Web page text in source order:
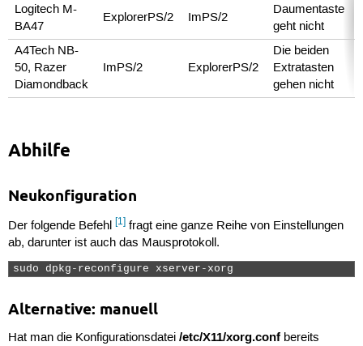
Logitech M-
BA47
ExplorerPS/2 ImPS/2
Daumentaste
geht nicht
A4Tech NB-
50, Razer
Diamondback
ImPS/2 ExplorerPS/2
Die beiden
Extratasten
gehen nicht
Abhilfe
Neukonfiguration
Der folgende Befehl [1]fragt eine ganze Reihe von Einstellungen
ab, darunter ist auch das Mausprotokoll.
sudo dpkg-reconfigure xserver-xorg
Alternative: manuell
Hat man die Konfigurationsdatei /etc/X11/xorg.confbereits